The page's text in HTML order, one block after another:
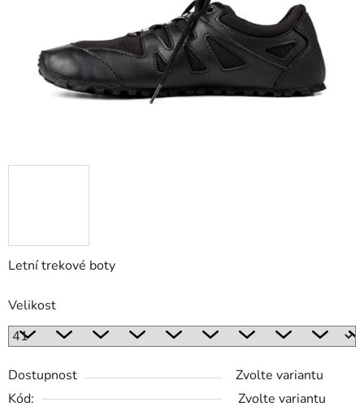
Letní trekové boty
Velikost
Dostupnost
Zvolte variantu
Kód:
Zvolte variantu